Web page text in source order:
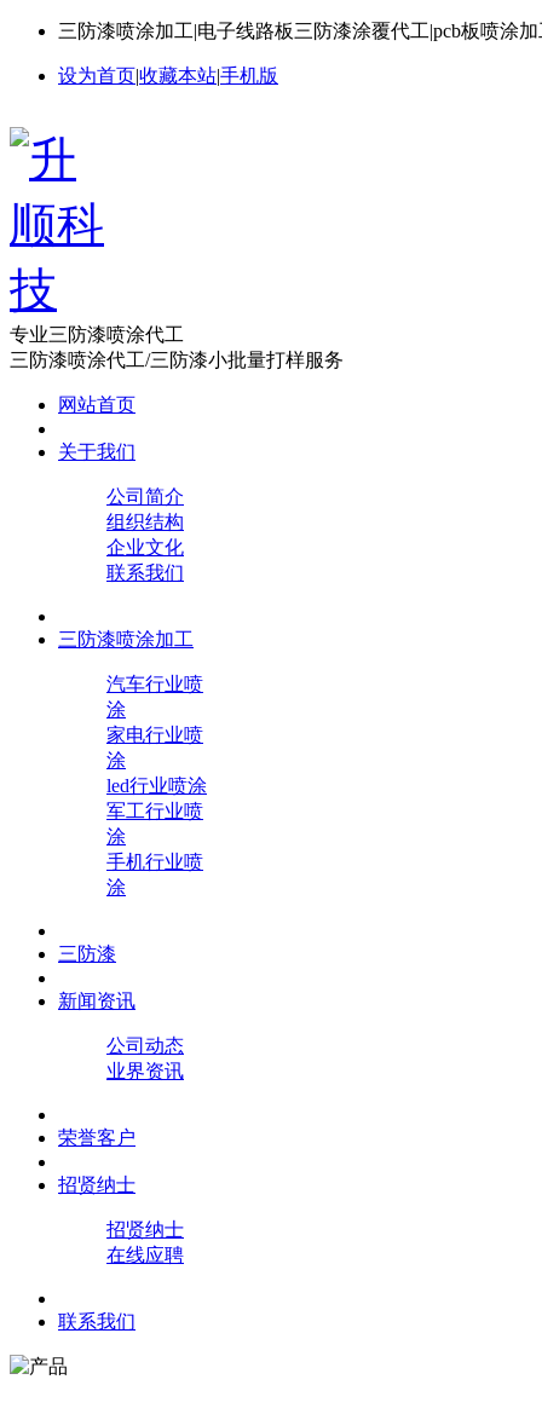
三防漆喷涂加工|电子线路板三防漆涂覆代工|pcb板喷涂
设为首页|收藏本站|手机版
专业三防漆喷涂代工
三防漆喷涂代工/三防漆小批量打样服务
网站首页
关于我们
公司简介
组织结构
企业文化
联系我们
三防漆喷涂加工
汽车行业喷
涂
家电行业喷
涂
led行业喷涂
军工行业喷
涂
手机行业喷
涂
三防漆
新闻资讯
公司动态
业界资讯
荣誉客户
招贤纳士
招贤纳士
在线应聘
联系我们